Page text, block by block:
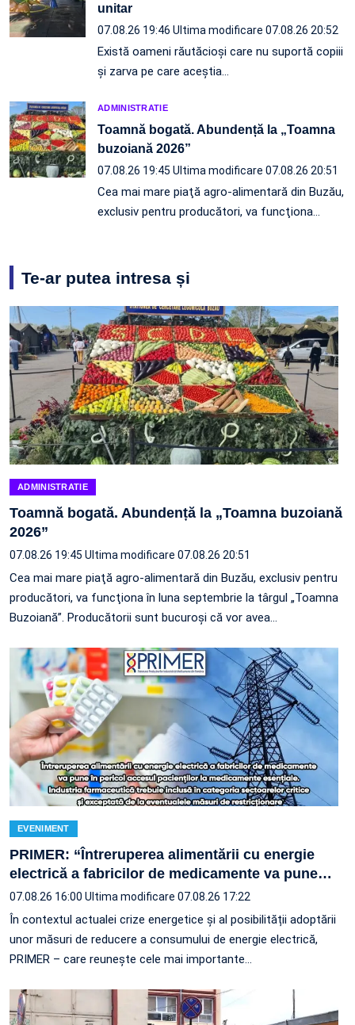
unitar
07.08.26 19:46 Ultima modificare 07.08.26 20:52
Există oameni răutăcioși care nu suportă copiii
și zarva pe care aceștia…
ADMINISTRATIE
Toamnă bogată. Abundență la „Toamna
buzoiană 2026”
07.08.26 19:45 Ultima modificare 07.08.26 20:51
Cea mai mare piaţă agro-alimentară din Buzău,
exclusiv pentru producători, va funcţiona…
Te-ar putea intresa și
ADMINISTRATIE
Toamnă bogată. Abundență la „Toamna buzoiană
2026”
07.08.26 19:45 Ultima modificare 07.08.26 20:51
Cea mai mare piaţă agro-alimentară din Buzău, exclusiv pentru
producători, va funcţiona în luna septembrie la târgul „Toamna
Buzoiană”. Producătorii sunt bucuroşi că vor avea…
EVENIMENT
PRIMER: “Întreruperea alimentării cu energie
electrică a fabricilor de medicamente va pune…
07.08.26 16:00 Ultima modificare 07.08.26 17:22
În contextul actualei crize energetice și al posibilității adoptării
unor măsuri de reducere a consumului de energie electrică,
PRIMER – care reuneşte cele mai importante…